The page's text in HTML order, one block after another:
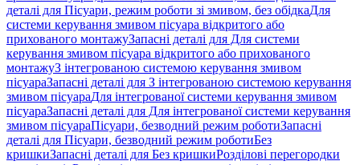
деталі для Пісуари, режим роботи зі змивом, без обідкаДля
системи керування змивом пісуара відкритого або
прихованого монтажуЗапасні деталі для Для системи
керування змивом пісуара відкритого або прихованого
монтажуЗ інтегрованою системою керування змивом
пісуараЗапасні деталі для З інтегрованою системою керування
змивом пісуараДля інтегрованої системи керування змивом
пісуараЗапасні деталі для Для інтегрованої системи керування
змивом пісуараПісуари, безводний режим роботиЗапасні
деталі для Пісуари, безводний режим роботиБез
кришкиЗапасні деталі для Без кришкиРозділові перегородки